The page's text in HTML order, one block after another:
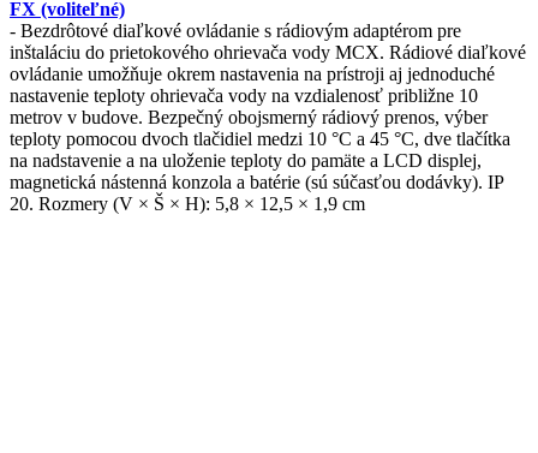
FX (voliteľné)
- Bezdrôtové diaľkové ovládanie s rádiovým adaptérom pre
inštaláciu do prietokového ohrievača vody MCX. Rádiové diaľkové
ovládanie umožňuje okrem nastavenia na prístroji aj jednoduché
nastavenie teploty ohrievača vody na vzdialenosť približne 10
metrov v budove. Bezpečný obojsmerný rádiový prenos, výber
teploty pomocou dvoch tlačidiel medzi 10 °C a 45 °C, dve tlačítka
na nadstavenie a na uloženie teploty do pamäte a LCD displej,
magnetická nástenná konzola a batérie (sú súčasťou dodávky). IP
20. Rozmery (V × Š × H): 5,8 × 12,5 × 1,9 cm